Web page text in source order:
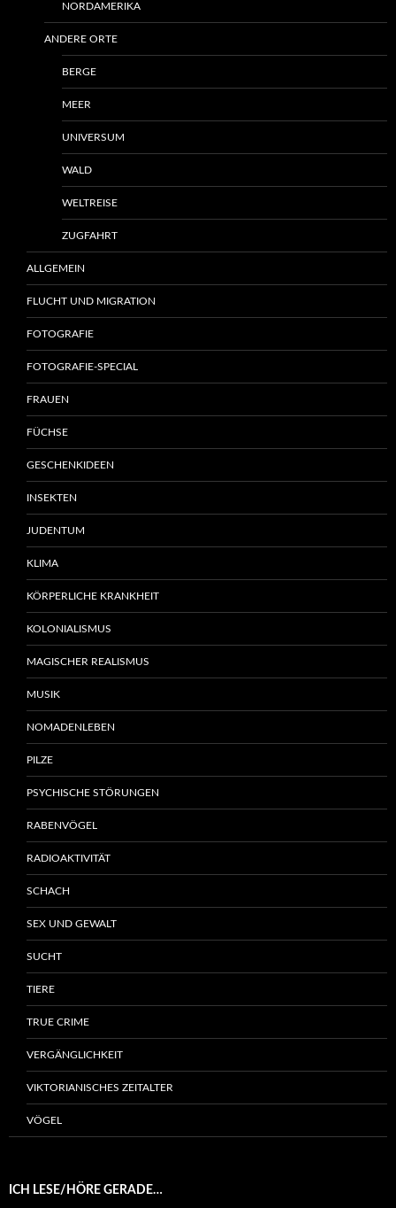
NORDAMERIKA
ANDERE ORTE
BERGE
MEER
UNIVERSUM
WALD
WELTREISE
ZUGFAHRT
ALLGEMEIN
FLUCHT UND MIGRATION
FOTOGRAFIE
FOTOGRAFIE-SPECIAL
FRAUEN
FÜCHSE
GESCHENKIDEEN
INSEKTEN
JUDENTUM
KLIMA
KÖRPERLICHE KRANKHEIT
KOLONIALISMUS
MAGISCHER REALISMUS
MUSIK
NOMADENLEBEN
PILZE
PSYCHISCHE STÖRUNGEN
RABENVÖGEL
RADIOAKTIVITÄT
SCHACH
SEX UND GEWALT
SUCHT
TIERE
TRUE CRIME
VERGÄNGLICHKEIT
VIKTORIANISCHES ZEITALTER
VÖGEL
ICH LESE/HÖRE GERADE…